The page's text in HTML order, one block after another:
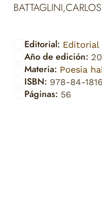
BATTAGLINI,CARLOS
Editorial: Editorial
Año de edición:
Materia: Poesia
ISBN: 978-84-
Páginas: 56